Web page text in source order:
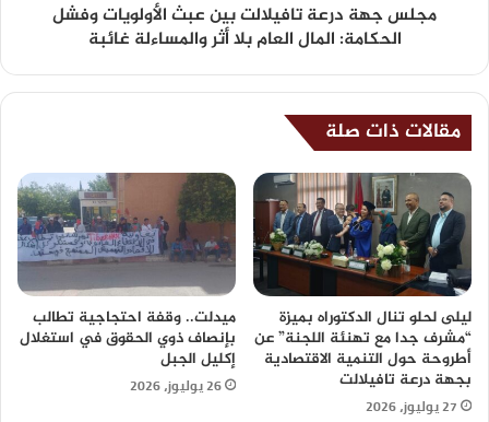
مجلس جهة درعة تافيلالت بين عبث الأولويات وفشل
الحكامة: المال العام بلا أثر والمساءلة غائبة
مقالات ذات صلة
ليلى لحلو تنال الدكتوراه بميزة
“مشرف جدا مع تهنئة اللجنة” عن
أطروحة حول التنمية الاقتصادية
بجهة درعة تافيلالت
27 يوليوز، 2026
ميدلت.. وقفة احتجاجية تطالب
بإنصاف ذوي الحقوق في استغلال
إكليل الجبل
26 يوليوز، 2026